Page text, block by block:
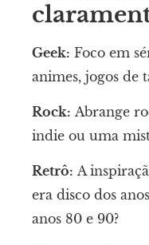
Geek: Foco em
animes, jogos de
Rock: Abrange
indie ou uma
Retrô: A
era disco dos
anos 80 e 90?